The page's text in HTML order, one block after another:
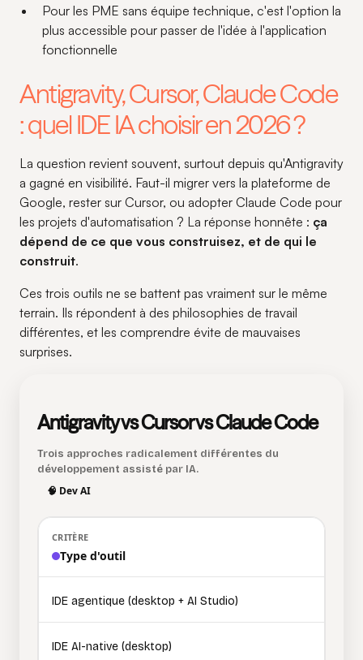
Pour les PME sans équipe technique, c'est l'option la
plus accessible pour passer de l'idée à l'application
fonctionnelle
Antigravity, Cursor, Claude Code
: quel IDE IA choisir en 2026 ?
La question revient souvent, surtout depuis qu'Antigravity
a gagné en visibilité. Faut-il migrer vers la plateforme de
Google, rester sur Cursor, ou adopter Claude Code pour
les projets d'automatisation ? La réponse honnête : ça
dépend de ce que vous construisez, et de qui le
construit.
Ces trois outils ne se battent pas vraiment sur le même
terrain. Ils répondent à des philosophies de travail
différentes, et les comprendre évite de mauvaises
surprises.
Antigravity vs Cursor vs Claude Code
Trois approches radicalement différentes du
développement assisté par IA.
🧠 Dev AI
Type d'outil
IDE agentique (desktop + AI Studio)
IDE AI-native (desktop)